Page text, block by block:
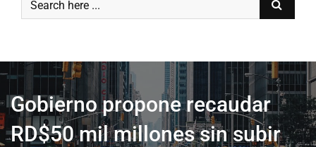
Gobierno propone recaudar
RD$50 mil millones sin subir